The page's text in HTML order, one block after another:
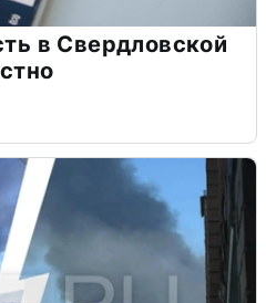
в Свердловской